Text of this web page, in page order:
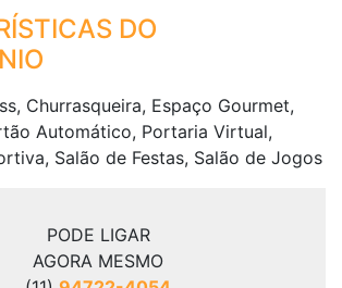
PODE LIGAR
AGORA MESMO
DO
Churrasqueira, Espaço Gourmet,
Automático, Portaria Virtual,
Salão de Festas, Salão de Jogos